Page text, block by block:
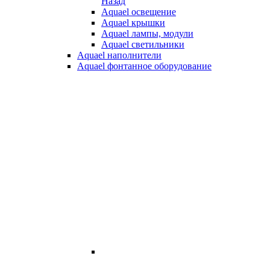
Aquael освещение
Aquael крышки
Aquael лампы, модули
Aquael светильники
Aquael наполнители
Aquael фонтанное оборудование